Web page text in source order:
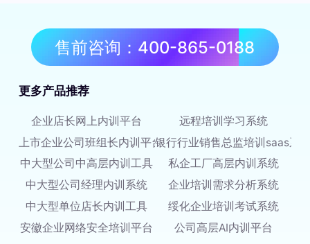
售前咨询：400-865-0188
更多产品推荐
企业店长网上内训平台
远程培训学习系统
上市企业公司班组长内训平台银行行业销售总监培训saas系
中大型公司中高层内训工具
私企工厂高层内训系统
中大型公司经理内训系统
企业培训需求分析系统
中大型单位店长内训工具
绥化企业培训考试系统
安徽企业网络安全培训平台
公司高层AI内训平台